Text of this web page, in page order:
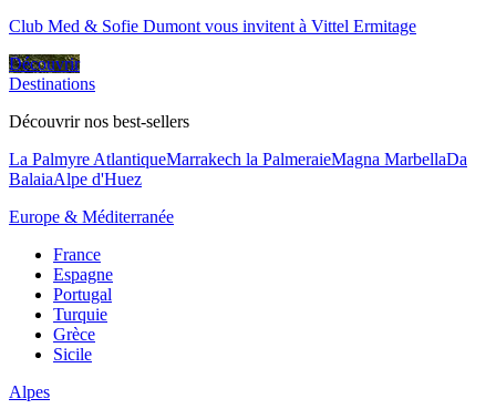
Club Med & Sofie Dumont vous invitent à Vittel Ermitage
Découvrir
Destinations
Découvrir nos best-sellers
La Palmyre AtlantiqueMarrakech la PalmeraieMagna MarbellaDa
BalaiaAlpe d'Huez
Europe & Méditerranée
France
Espagne
Portugal
Turquie
Grèce
Sicile
Alpes